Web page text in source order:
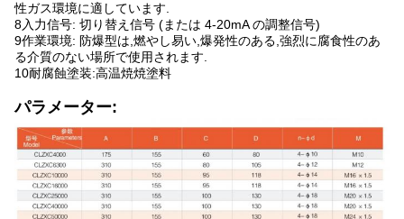
性ガス環境に適しています.
8入力信号: 切り替え信号 (または 4-20mA の調整信号)
9作業環境: 防爆型は,燃やし易い,爆発性のある,強烈に腐食性のあ
る介質のない場所で使用されます.
10耐腐蝕塗装:高温焼焼塗料
パラメーター: